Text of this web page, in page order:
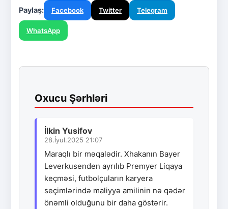
Paylaş: Facebook Twitter Telegram
WhatsApp
Oxucu Şərhləri
İlkin Yusifov
28.İyul.2025 21:07
Maraqlı bir məqalədir. Xhakanın Bayer
Leverkusenden ayrılıb Premyer Liqaya
keçməsi, futbolçuların karyera
seçimlərində maliyyə amilinin nə qədər
önəmli olduğunu bir daha göstərir.